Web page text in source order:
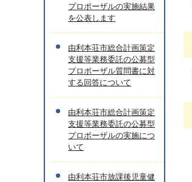
プロポーザルの実施結果
を公表します
由利本荘市総合計画策定
支援等業務委託の公募型
プロポーザル質問書に対
する回答について
由利本荘市総合計画策定
支援等業務委託の公募型
プロポーザルの実施につ
いて
由利本荘市放課後児童健